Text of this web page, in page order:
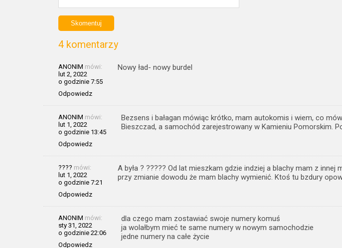
4 komentarzy
ANONIM mówi:
lut 2, 2022
o godzinie 7:55
Odpowiedz
Nowy ład- nowy burdel
ANONIM mówi:
lut 1, 2022
o godzinie 13:45
Odpowiedz
Bezsens i bałagan mówiąc krótko, mam autokomis i wiem, co
Bieszczad, a samochód zarejestrowany w Kamieniu Pomorskim.
???? mówi:
lut 1, 2022
o godzinie 7:21
Odpowiedz
A była ? ????? Od lat mieszkam gdzie indziej a blachy mam z innej
przy zmianie dowodu że mam blachy wymienić. Ktoś tu bzdury
ANONIM mówi:
sty 31, 2022
o godzinie 22:06
Odpowiedz
dla czego mam zostawiać swoje numery komuś
ja wolałbym mieć te same numery w nowym samochodzie
jedne numery na całe życie